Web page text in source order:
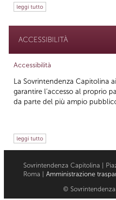
leggi tutto
ACCESSIBILITÀ
Accessibilità
La Sovrintendenza Capitolina
garantire l’accesso al proprio
da parte del più ampio
leggi tutto
Sovrintendenza Capitolina |
Roma | Amministrazione
©